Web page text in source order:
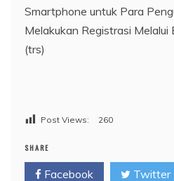
Smartphone untuk Para
Melakukan Registrasi Melalui
(trs)
Post Views: 260
SHARE
Facebook Twitter